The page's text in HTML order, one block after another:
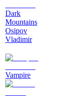
Dark
Mountains
Osipov
Vladimir
Vampire